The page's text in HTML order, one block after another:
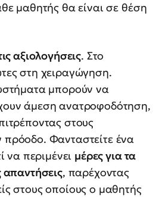
μαθητής θα είναι σε θέση
αξιολογήσεις. Στο
στη χειραγώγηση.
μπορούν να
άμεση ανατροφοδότηση,
στους
πρόοδο. Φανταστείτε ένα
να περιμένει μέρες για τα
, παρέχοντας
στους οποίους ο μαθητής